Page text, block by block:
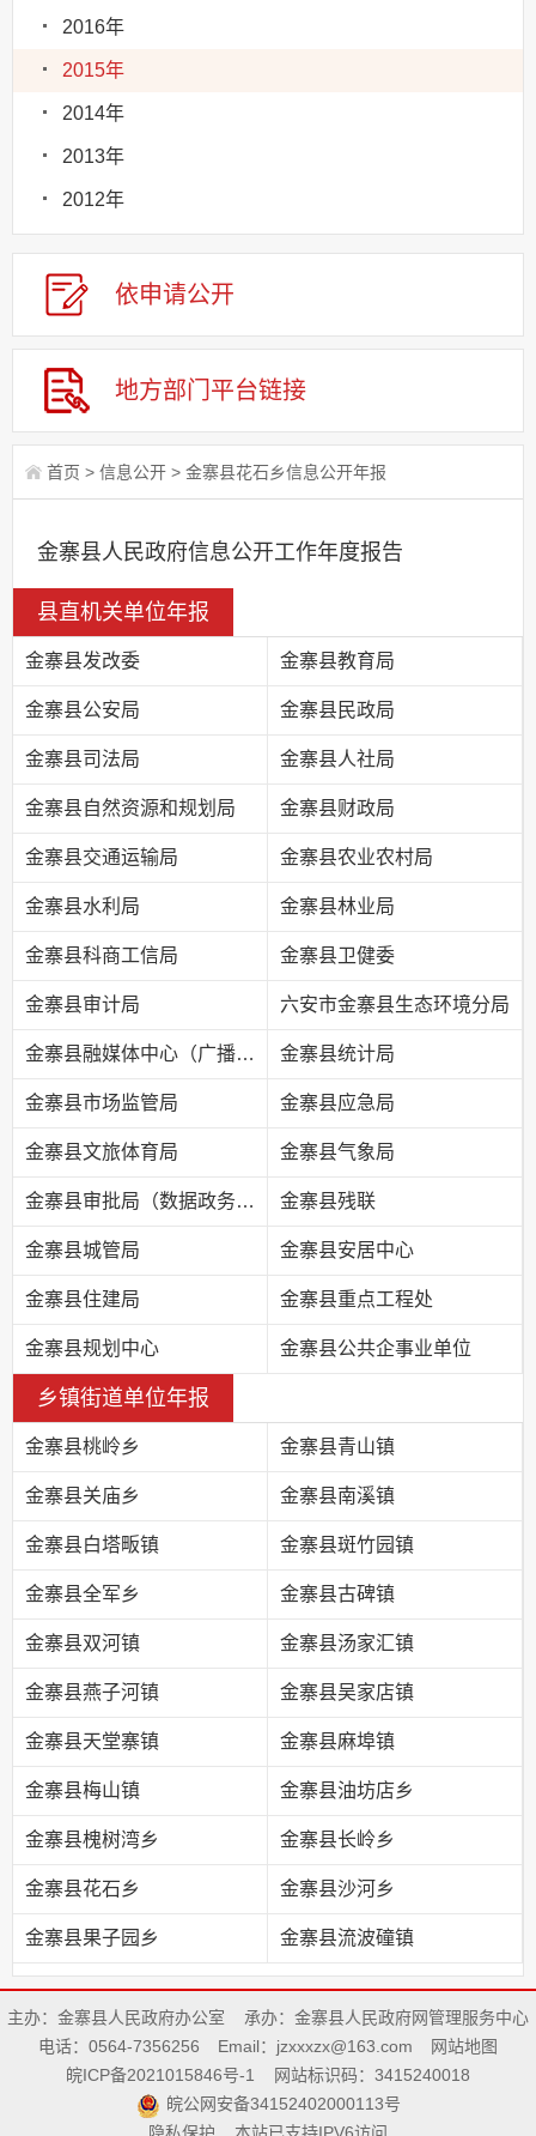
2016年
2015年
2014年
2013年
2012年
依申请公开
地方部门 平台链接
首页 > 信息公开 > 金寨县花石乡信息公开年报
金寨县人民政府信息公开工作年度报告
县直机关单位年报
金寨县发改委 金寨县教育局
金寨县公安局 金寨县民政局
金寨县司法局 金寨县人社局
金寨县自然资源和规划局 金寨县财政局
金寨县交通运输局 金寨县农业农村局
金寨县水利局 金寨县林业局
金寨县科商工信局 金寨县卫健委
金寨县审计局 六安市金寨县生态环境分局
金寨县融媒体中心（广播电视台） 金寨县统计局
金寨县市场监管局 金寨县应急局
金寨县文旅体育局 金寨县气象局
金寨县审批局（数据政务局） 金寨县残联
金寨县城管局 金寨县安居中心
金寨县住建局 金寨县重点工程处
金寨县规划中心 金寨县公共企事业单位
乡镇街道单位年报
金寨县桃岭乡 金寨县青山镇
金寨县关庙乡 金寨县南溪镇
金寨县白塔畈镇 金寨县斑竹园镇
金寨县全军乡 金寨县古碑镇
金寨县双河镇 金寨县汤家汇镇
金寨县燕子河镇 金寨县吴家店镇
金寨县天堂寨镇 金寨县麻埠镇
金寨县梅山镇 金寨县油坊店乡
金寨县槐树湾乡 金寨县长岭乡
金寨县花石乡 金寨县沙河乡
金寨县果子园乡 金寨县流波䃥镇
主办：金寨县人民政府办公室
承办：金寨县人民政府网管理服务中心
电话：0564-7356256
Email：jzxxxzx@163.com
网站地图
皖ICP备2021015846号-1
网站标识码：3415240018
皖公网安备34152402000113号